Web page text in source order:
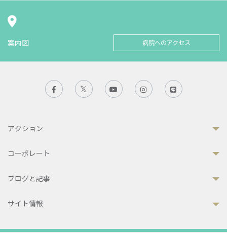
案内図 病院へのアクセス
アクション
コーポレート
ブログと記事
サイト情報